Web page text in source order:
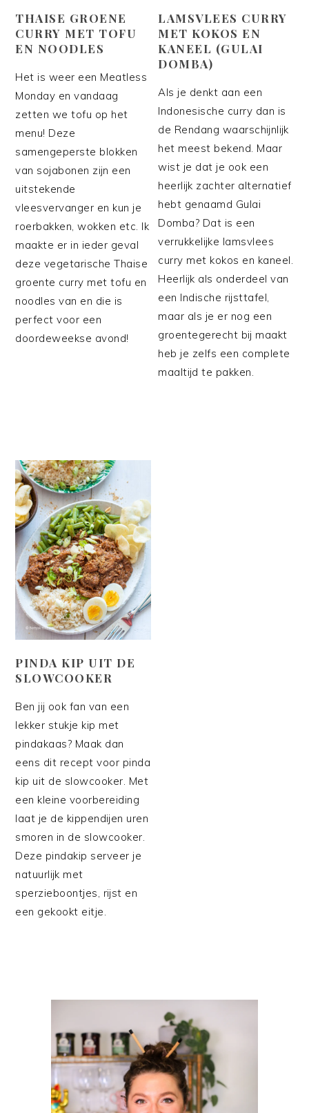
THAISE GROENE
CURRY MET TOFU
EN NOODLES
Het is weer een Meatless
Monday en vandaag
zetten we tofu op het
menu! Deze
samengeperste blokken
van sojabonen zijn een
uitstekende
vleesvervanger en kun je
roerbakken, wokken etc. Ik
maakte er in ieder geval
deze vegetarische Thaise
groente curry met tofu en
noodles van en die is
perfect voor een
doordeweekse avond!
LAMSVLEES CURRY
MET KOKOS EN
KANEEL (GULAI
DOMBA)
Als je denkt aan een
Indonesische curry dan is
de Rendang waarschijnlijk
het meest bekend. Maar
wist je dat je ook een
heerlijk zachter alternatief
hebt genaamd Gulai
Domba? Dat is een
verrukkelijke lamsvlees
curry met kokos en kaneel.
Heerlijk als onderdeel van
een Indische rijsttafel,
maar als je er nog een
groentegerecht bij maakt
heb je zelfs een complete
maaltijd te pakken.
PINDA KIP UIT DE
SLOWCOOKER
Ben jij ook fan van een
lekker stukje kip met
pindakaas? Maak dan
eens dit recept voor pinda
kip uit de slowcooker. Met
een kleine voorbereiding
laat je de kippendijen uren
smoren in de slowcooker.
Deze pindakip serveer je
natuurlijk met
sperzieboontjes, rijst en
een gekookt eitje.